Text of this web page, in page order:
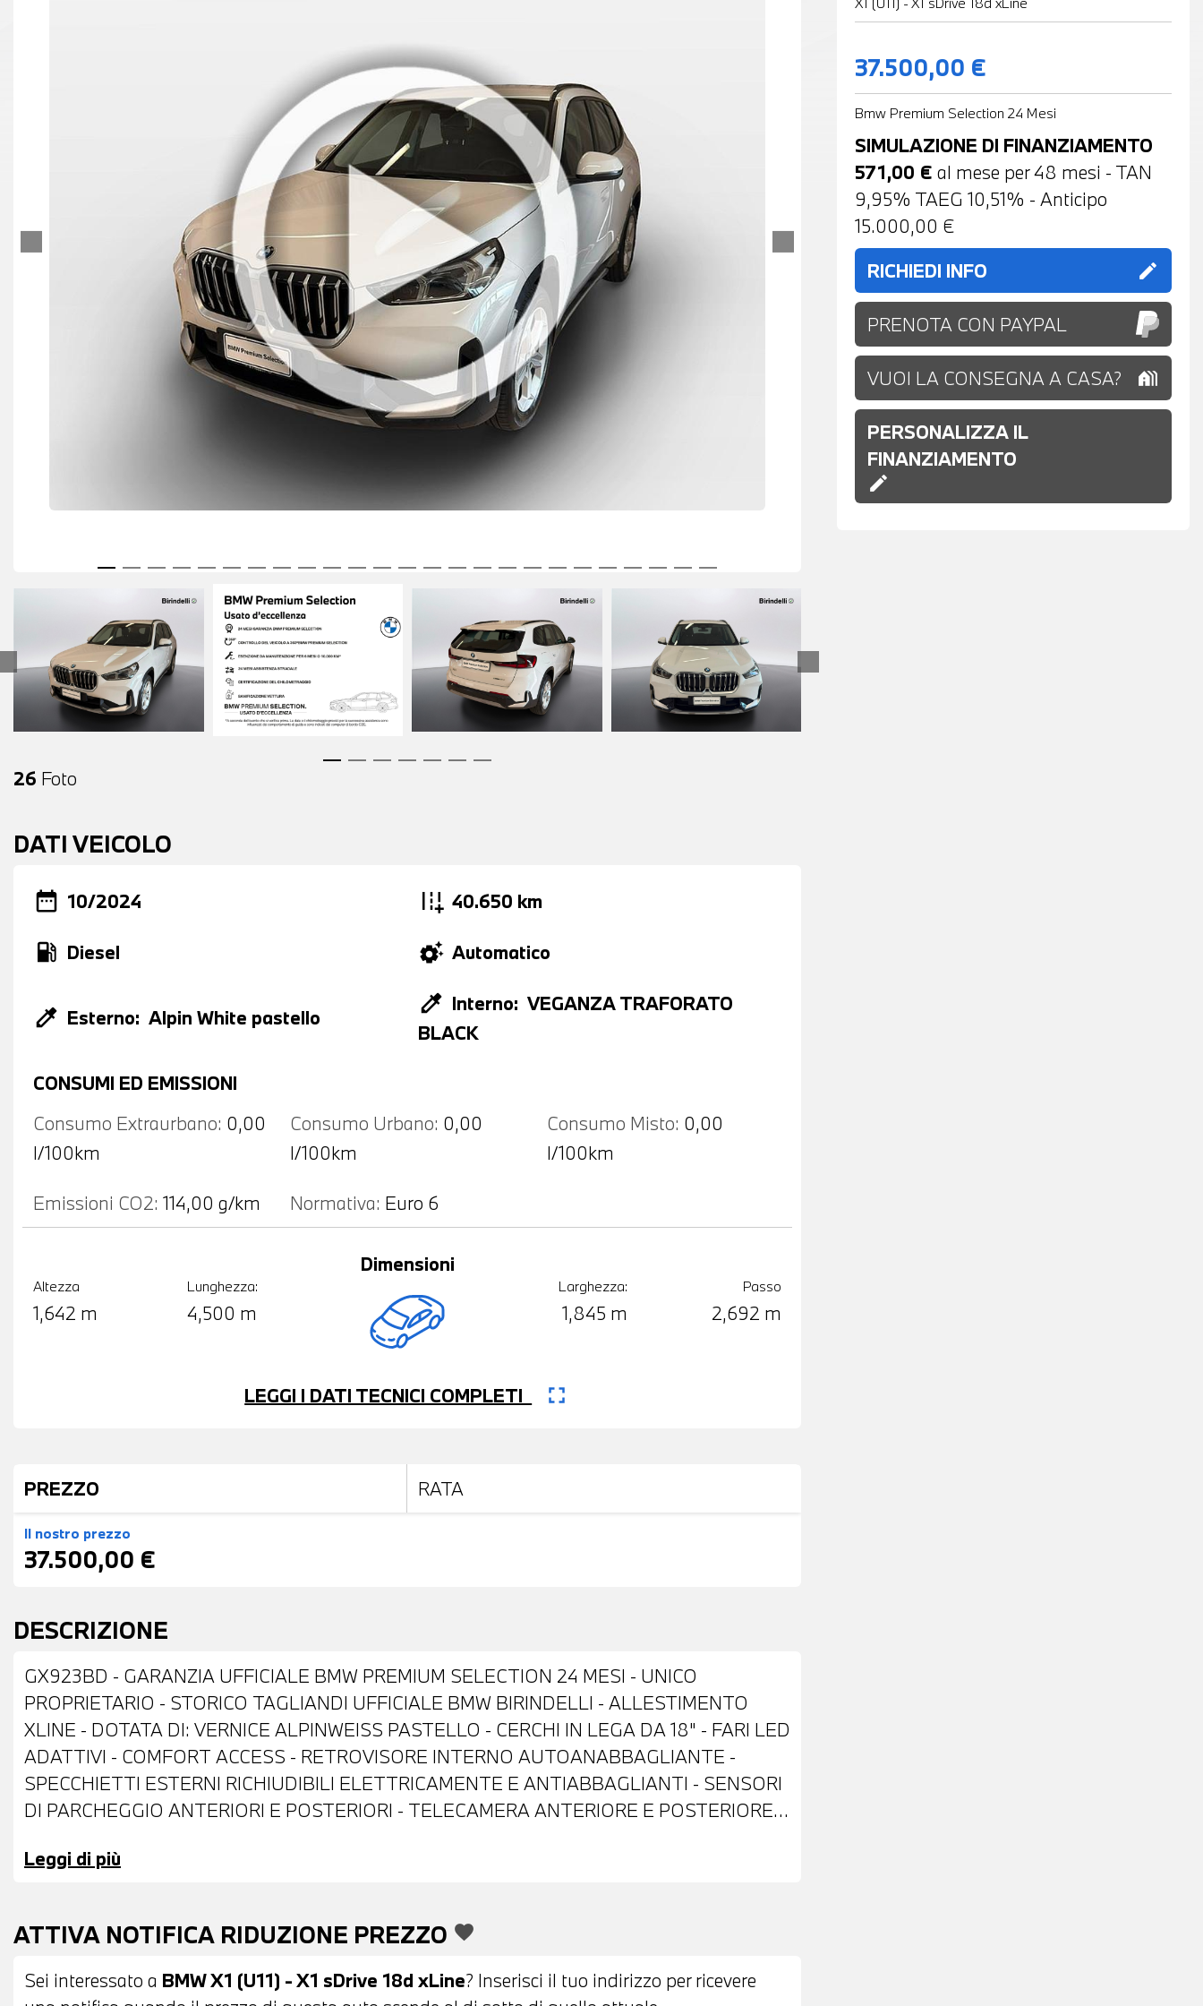
26 Foto
DATI VEICOLO
date_range 10/2024 add_road40.650 km
local_gas_station Diesel settings_suggestAutomatico
colorize Esterno: Alpin White pastello
colorize Interno: VEGANZA TRAFORATO
BLACK
CONSUMI ED EMISSIONI
Consumo Extraurbano: 0,00
l/100km
Consumo Urbano: 0,00
l/100km
Consumo Misto: 0,00
l/100km
Emissioni CO2: 114,00 g/km Normativa: Euro 6
Altezza
1,642 m
Lunghezza:
4,500 m
Dimensioni
Larghezza:
1,845 m
Passo
2,692 m
LEGGI I DATI TECNICI COMPLETI fullscreen
PREZZO RATA
Il nostro prezzo
37.500,00 €
DESCRIZIONE
GX923BD - GARANZIA UFFICIALE BMW PREMIUM SELECTION 24 MESI - UNICO
PROPRIETARIO - STORICO TAGLIANDI UFFICIALE BMW BIRINDELLI - ALLESTIMENTO
XLINE - DOTATA DI: VERNICE ALPINWEISS PASTELLO - CERCHI IN LEGA DA 18" - FARI LED
ADATTIVI - COMFORT ACCESS - RETROVISORE INTERNO AUTOANABBAGLIANTE -
SPECCHIETTI ESTERNI RICHIUDIBILI ELETTRICAMENTE E ANTIABBAGLIANTI - SENSORI
DI PARCHEGGIO ANTERIORI E POSTERIORI - TELECAMERA ANTERIORE E POSTERIORE
CON COMANDI MULTIFUNZIONE - CAMBIO AUTOMATICO - CRUISE CONTROL - HEAD UP
AUTOMATICO BIZONA - SERBATOIO DI DIMENSIONI MAGGIORATE - VANO DI RICARICA
WIRELESS PER TELEFONO - BLUETOOTH - USB - APPLE CAR PLAY - ANDROID AUTO -
NAVIGATORE SATELLITARE - RADIO DIGITALE DAB - TELESERVICES - POSSIBILITA' DI
PROVA - POSSIBILITA' DI PERMUTA - POSSIBILITA' DI FINANZIAMENTO ANCHE PER
Leggi di più
ATTIVA NOTIFICA RIDUZIONE PREZZO favorite
Sei interessato a BMW X1 (U11) - X1 sDrive 18d xLine? Inserisci il tuo indirizzo per ricevere
37.500,00 €
Bmw Premium Selection 24 Mesi
SIMULAZIONE DI FINANZIAMENTO
571,00 € al mese per48 mesi - TAN
9,95% TAEG 10,51% - Anticipo
15.000,00 €
RICHIEDI INFO
edit
PRENOTA CON PAYPAL
VUOI LA CONSEGNA A CASA? holiday_village
PERSONALIZZA IL
FINANZIAMENTO
edit